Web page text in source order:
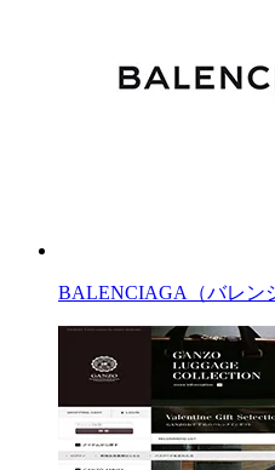
BALENCIAGA（バレン